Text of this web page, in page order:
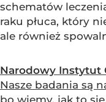
schematów
raku płuca, który
ale również
Narodowy Instytut
Nasze badania są